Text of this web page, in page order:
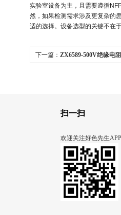
实验室设备为主，且需要遵循
然，如果检测需求涉及更复杂的
适的选择。设备选型的关键不在
下一篇： ZX6589-500V绝缘电
扫一扫
欢迎关注好色先生